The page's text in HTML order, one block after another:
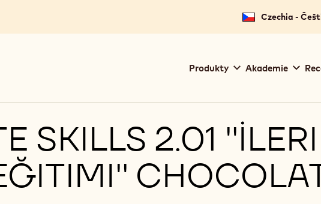
Czechia -
navigation
Produkty Akademie
SKILLS 2.01